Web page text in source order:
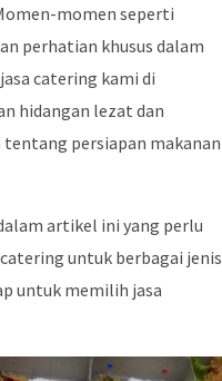
momen seperti
perhatian khusus dalam
catering kami di
hidangan lezat dan
tentang persiapan makanan
artikel ini yang perlu
untuk berbagai jenis
untuk memilih jasa